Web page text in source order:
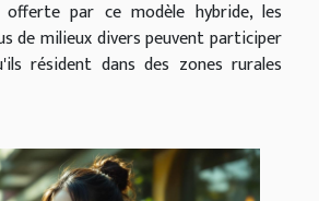
par ce modèle hybride, les
de milieux divers peuvent participer
résident dans des zones rurales